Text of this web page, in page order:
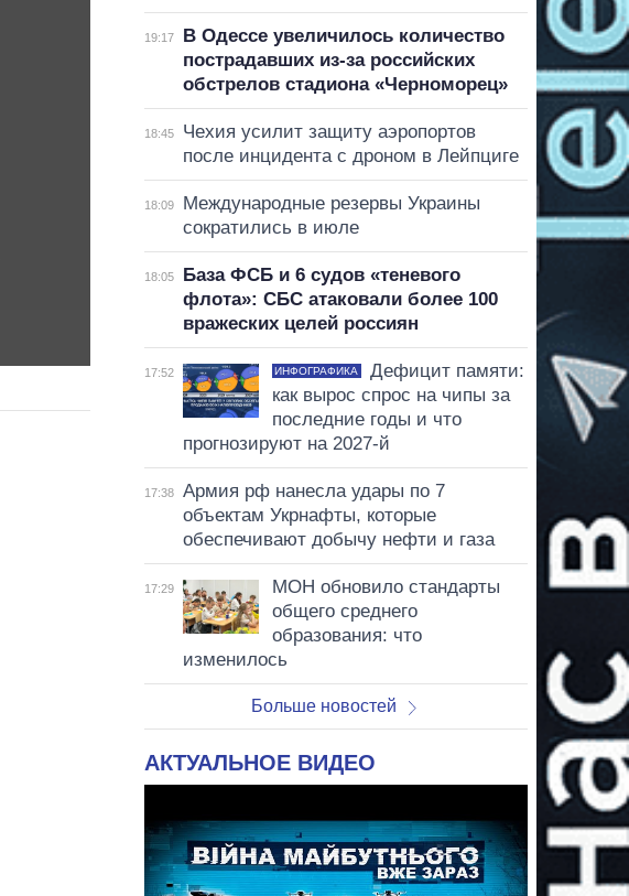
19:17
В Одессе увеличилось количество
пострадавших из-за российских
обстрелов стадиона «Черноморец»
18:45
Чехия усилит защиту аэропортов
после инцидента с дроном в Лейпциге
18:09
Международные резервы Украины
сократились в июле
18:05
База ФСБ и 6 судов «теневого
флота»: СБС атаковали более 100
вражеских целей россиян
17:52 ИНФОГРАФИКА
Дефицит памяти:
как вырос спрос на чипы за
последние годы и что
прогнозируют на 2027-й
17:38
Армия рф нанесла удары по 7
объектам Укрнафты, которые
обеспечивают добычу нефти и газа
17:29
МОН обновило стандарты
общего среднего
образования: что
изменилось
Больше новостей
АКТУАЛЬНОЕ ВИДЕО